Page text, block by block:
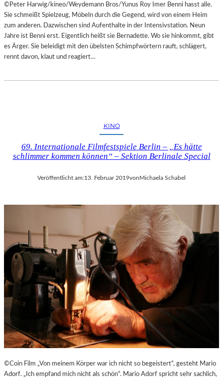
©Peter Harwig/kineo/Weydemann Bros/Yunus Roy Imer Benni hasst alle.
Sie schmeißt Spielzeug, Möbeln durch die Gegend, wird von einem Heim
zum anderen. Dazwischen sind Aufenthalte in der Intensivstation. Neun
Jahre ist Benni erst. Eigentlich heißt sie Bernadette. Wo sie hinkommt, gibt
es Ärger. Sie beleidigt mit den übelsten Schimpfwörtern rauft, schlägert,
rennt davon, klaut und reagiert…
KINO
69. Internationale Filmfestspiele Berlin – „Es hätte
schlimmer kommen können“ – Sektion Berlinale Special
Veröffentlicht am:13. Februar 2019von Michaela Schabel
©Coin Film „Von meinem Körper war ich nicht so begeistert“, gesteht Mario
Adorf. „Ich empfand mich nicht als schön“. Mario Adorf spricht sehr sachlich,